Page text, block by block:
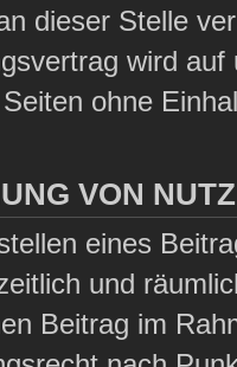
dieser Stelle
wird
ohne
VON
eines
und
Beitrag im